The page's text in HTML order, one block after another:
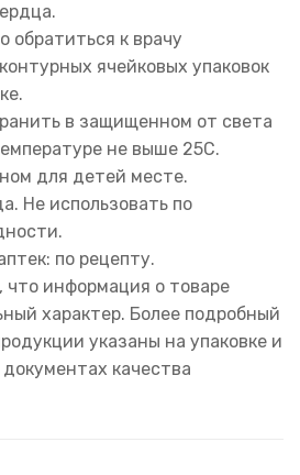
обратиться к врачу
ячейковых упаковок
в защищенном от света
не выше 25С.
для детей месте.
Не использовать по
по рецепту.
информация о товаре
характер. Более подробный
указаны на упаковке и
качества